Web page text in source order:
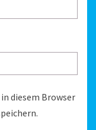
diesem Browser